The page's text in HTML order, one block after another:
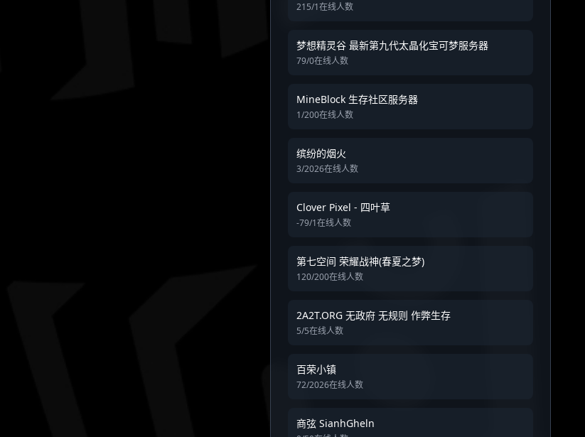
215/1在线人数
梦想精灵谷 最新第九代太晶化宝可梦服务器
79/0在线人数
MineBlock 生存社区服务器
1/200在线人数
缤纷的烟火
3/2026在线人数
Clover Pixel - 四叶草
-79/1在线人数
第七空间 荣耀战神(春夏之梦)
120/200在线人数
2A2T.ORG 无政府 无规则 作弊生存
5/5在线人数
百荣小镇
72/2026在线人数
商弦 SianhGheln